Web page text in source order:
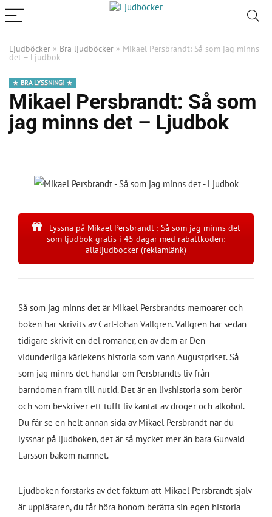
Ljudböcker » Bra ljudböcker » Mikael Persbrandt: Så som jag minns
det – Ljudbok
BRA LYSSNING!
Mikael Persbrandt: Så som
jag minns det – Ljudbok
Lyssna på Mikael Persbrandt : Så som jag minns det
som ljudbok gratis i 45 dagar med rabattkoden:
allaljudbocker (reklamlänk)
Så som jag minns det är Mikael Persbrandts memoarer och
boken har skrivits av Carl-Johan Vallgren. Vallgren har sedan
tidigare skrivit en del romaner, en av dem är Den
vidunderliga kärlekens historia som vann Augustpriset. Så
som jag minns det handlar om Persbrandts liv från
barndomen fram till nutid. Det är en livshistoria som berör
och som beskriver ett tufft liv kantat av droger och alkohol.
Du får se en helt annan sida av Mikael Persbrandt när du
lyssnar på ljudboken, det är så mycket mer än bara Gunvald
Larsson bakom namnet.
Ljudboken förstärks av det faktum att Mikael Persbrandt själv
är uppläsaren, du får höra honom berätta sin egen historia